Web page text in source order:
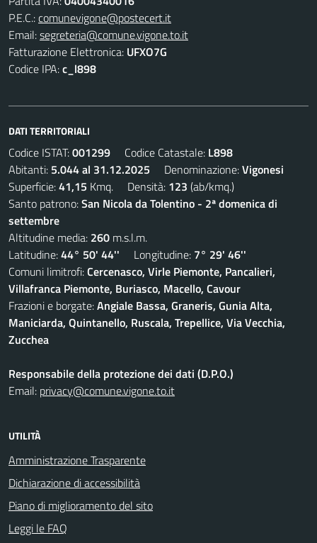
P.E.C.:comunevigone@postecert.it
Email:segreteria@comune.vigone.to.it
Fatturazione Elettronica: UFXO7G
Codice IPA:c_l898
DATI TERRITORIALI
Codice ISTAT:001299 Codice Catastale: L898
Abitanti: 5.044 al 31.12.2025 Denominazione:Vigonesi
Superficie:41,15 Kmq. Densità: 123 (ab/kmq.)
Santo patrono:San Nicola da Tolentino - 2ª domenica di
settembre
Altitudine media: 260 m.s.l.m.
Latitudine:44° 50' 44'' Longitudine: 7° 29' 46''
Comuni limitrofi:Cercenasco, Virle Piemonte, Pancalieri,
Villafranca Piemonte, Buriasco, Macello, Cavour
Frazioni e borgate:Angiale Bassa, Graneris, Gunia Alta,
Maniciarda, Quintanello, Ruscala, Trepellice, Via Vecchia,
Zucchea
Responsabile della protezione dei dati (D.P.O.)
Email: privacy@comune.vigone.to.it
UTILITÀ
Amministrazione Trasparente
Dichiarazione di accessibilità
Piano di miglioramento del sito
Leggi le FAQ